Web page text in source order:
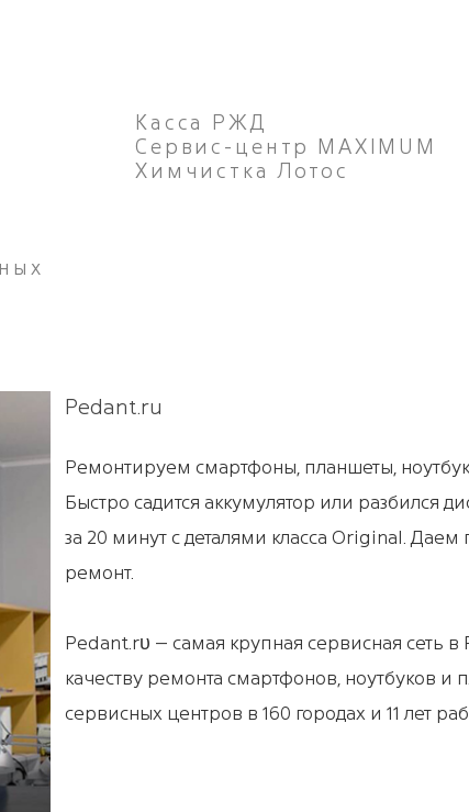
Касса РЖД
Сервис-центр MAXIMUM
Химчистка Лотос
Pedant.ru
Ремонтируем смартфоны, планшеты,
Быстро садится аккумулятор или разбился
за 20 минут с деталями класса Original. Даем
ремонт.
Pedant.rυ – самая крупная сервисная сеть
качеству ремонта смартфонов, ноутбуков и
сервисных центров в 160 городах и 11 лет